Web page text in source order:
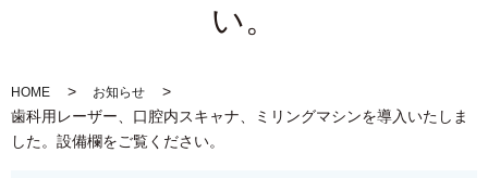
い。
HOME お知らせ
歯科用レーザー、口腔内スキャナ、ミリングマシンを導入いたしま
した。設備欄をご覧ください。